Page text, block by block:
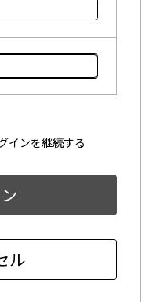
インを継続する
ル